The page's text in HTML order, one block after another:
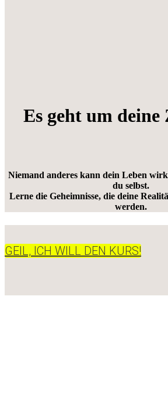
Es geht um
Niemand anderes kann dein Leben
du selbst.
Lerne die Geheimnisse, die deine
werden.
GEIL, ICH WILL DEN KURS!